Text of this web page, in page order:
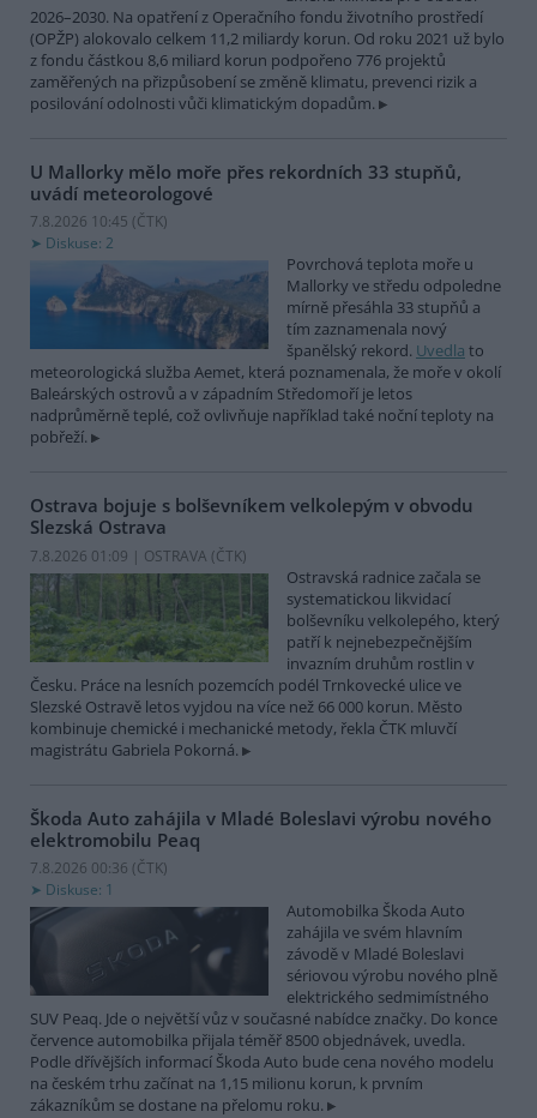
2026–2030. Na opatření z Operačního fondu životního prostředí
(OPŽP) alokovalo celkem 11,2 miliardy korun. Od roku 2021 už bylo
z fondu částkou 8,6 miliard korun podpořeno 776 projektů
zaměřených na přizpůsobení se změně klimatu, prevenci rizik a
posilování odolnosti vůči klimatickým dopadům.
U Mallorky mělo moře přes rekordních 33 stupňů,
uvádí meteorologové
7.8.2026 10:45 (ČTK)
Diskuse: 2
Povrchová teplota moře u
Mallorky ve středu odpoledne
mírně přesáhla 33 stupňů a
tím zaznamenala nový
španělský rekord. Uvedla to
meteorologická služba Aemet, která poznamenala, že moře v okolí
Baleárských ostrovů a v západním Středomoří je letos
nadprůměrně teplé, což ovlivňuje například také noční teploty na
pobřeží.
Ostrava bojuje s bolševníkem velkolepým v obvodu
Slezská Ostrava
7.8.2026 01:09 | OSTRAVA (ČTK)
Ostravská radnice začala se
systematickou likvidací
bolševníku velkolepého, který
patří k nejnebezpečnějším
invazním druhům rostlin v
Česku. Práce na lesních pozemcích podél Trnkovecké ulice ve
Slezské Ostravě letos vyjdou na více než 66 000 korun. Město
kombinuje chemické i mechanické metody, řekla ČTK mluvčí
magistrátu Gabriela Pokorná.
Škoda Auto zahájila v Mladé Boleslavi výrobu nového
elektromobilu Peaq
7.8.2026 00:36 (ČTK)
Diskuse: 1
Automobilka Škoda Auto
zahájila ve svém hlavním
závodě v Mladé Boleslavi
sériovou výrobu nového plně
elektrického sedmimístného
SUV Peaq. Jde o největší vůz v současné nabídce značky. Do konce
července automobilka přijala téměř 8500 objednávek, uvedla.
Podle dřívějších informací Škoda Auto bude cena nového modelu
na českém trhu začínat na 1,15 milionu korun, k prvním
zákazníkům se dostane na přelomu roku.